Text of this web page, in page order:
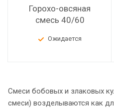
Горохо-овсяная
смесь 40/60
Ожидается
Смеси бобовых и злаковых
смеси) возделываются как